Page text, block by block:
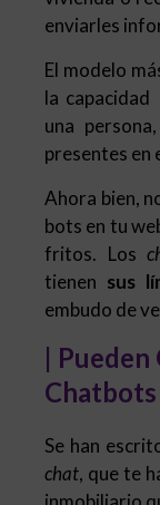
enviarles
El modelo
la
una
presentes en
Ahora bien,
bots en tu
fritos. Los
tienen sus
embudo de
| Pueden
Se han
chat, que te